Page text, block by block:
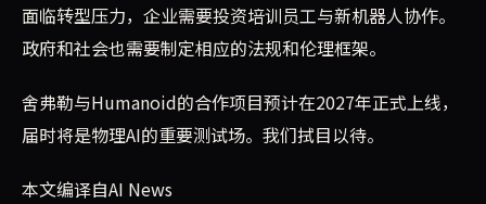
面临转型压力，企业需要投资培训员工与新机器人协作。
政府和社会也需要制定相应的法规和伦理框架。
舍弗勒与Humanoid的合作项目预计在2027年正式上线，
届时将是物理AI的重要测试场。我们拭目以待。
本文编译自AI News